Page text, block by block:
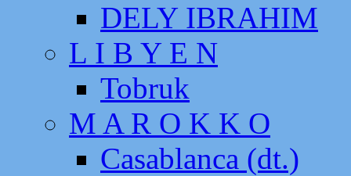
DELY IBRAHIM
L I B Y E N
Tobruk
M A R O K K O
Casablanca (dt.)